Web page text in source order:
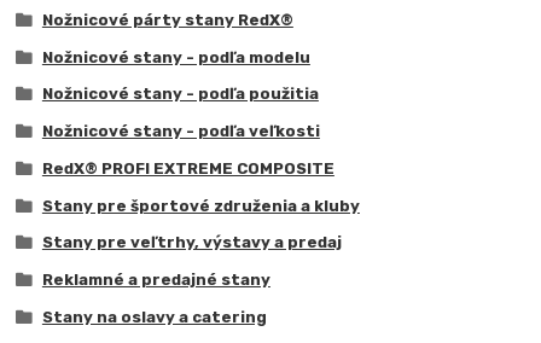
Nožnicové párty stany RedX®
Nožnicové stany - podľa modelu
Nožnicové stany - podľa použitia
Nožnicové stany - podľa veľkosti
RedX® PROFI EXTREME COMPOSITE
Stany pre športové združenia a kluby
Stany pre veľtrhy, výstavy a predaj
Reklamné a predajné stany
Stany na oslavy a catering